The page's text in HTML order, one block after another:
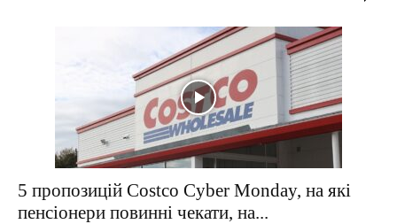
5 пропозицій Costco Cyber ​​​​Monday, на які
пенсіонери повинні чекати, на...